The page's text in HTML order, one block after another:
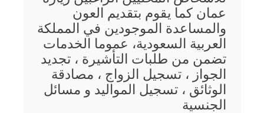
عمان كما يقوم بتقديم العون
والمساعدة الموجودين في المملكة
العربية السعودية، عموما الخدمات
تضمن من طلبات التأشيرة ، تجديد
الجواز ، تسجيل الزواج ، مصادقة
الوثائق ، تسجيل المواليد و مسائل
الجنسية